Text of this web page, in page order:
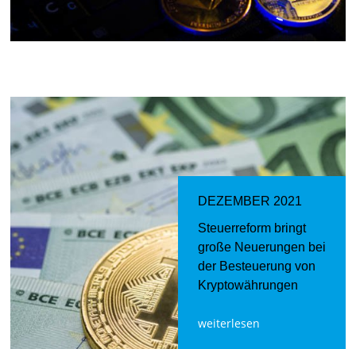
DEZEMBER 2021
Steuerreform bringt
große Neuerungen bei
der Besteuerung von
Kryptowährungen
weiterlesen